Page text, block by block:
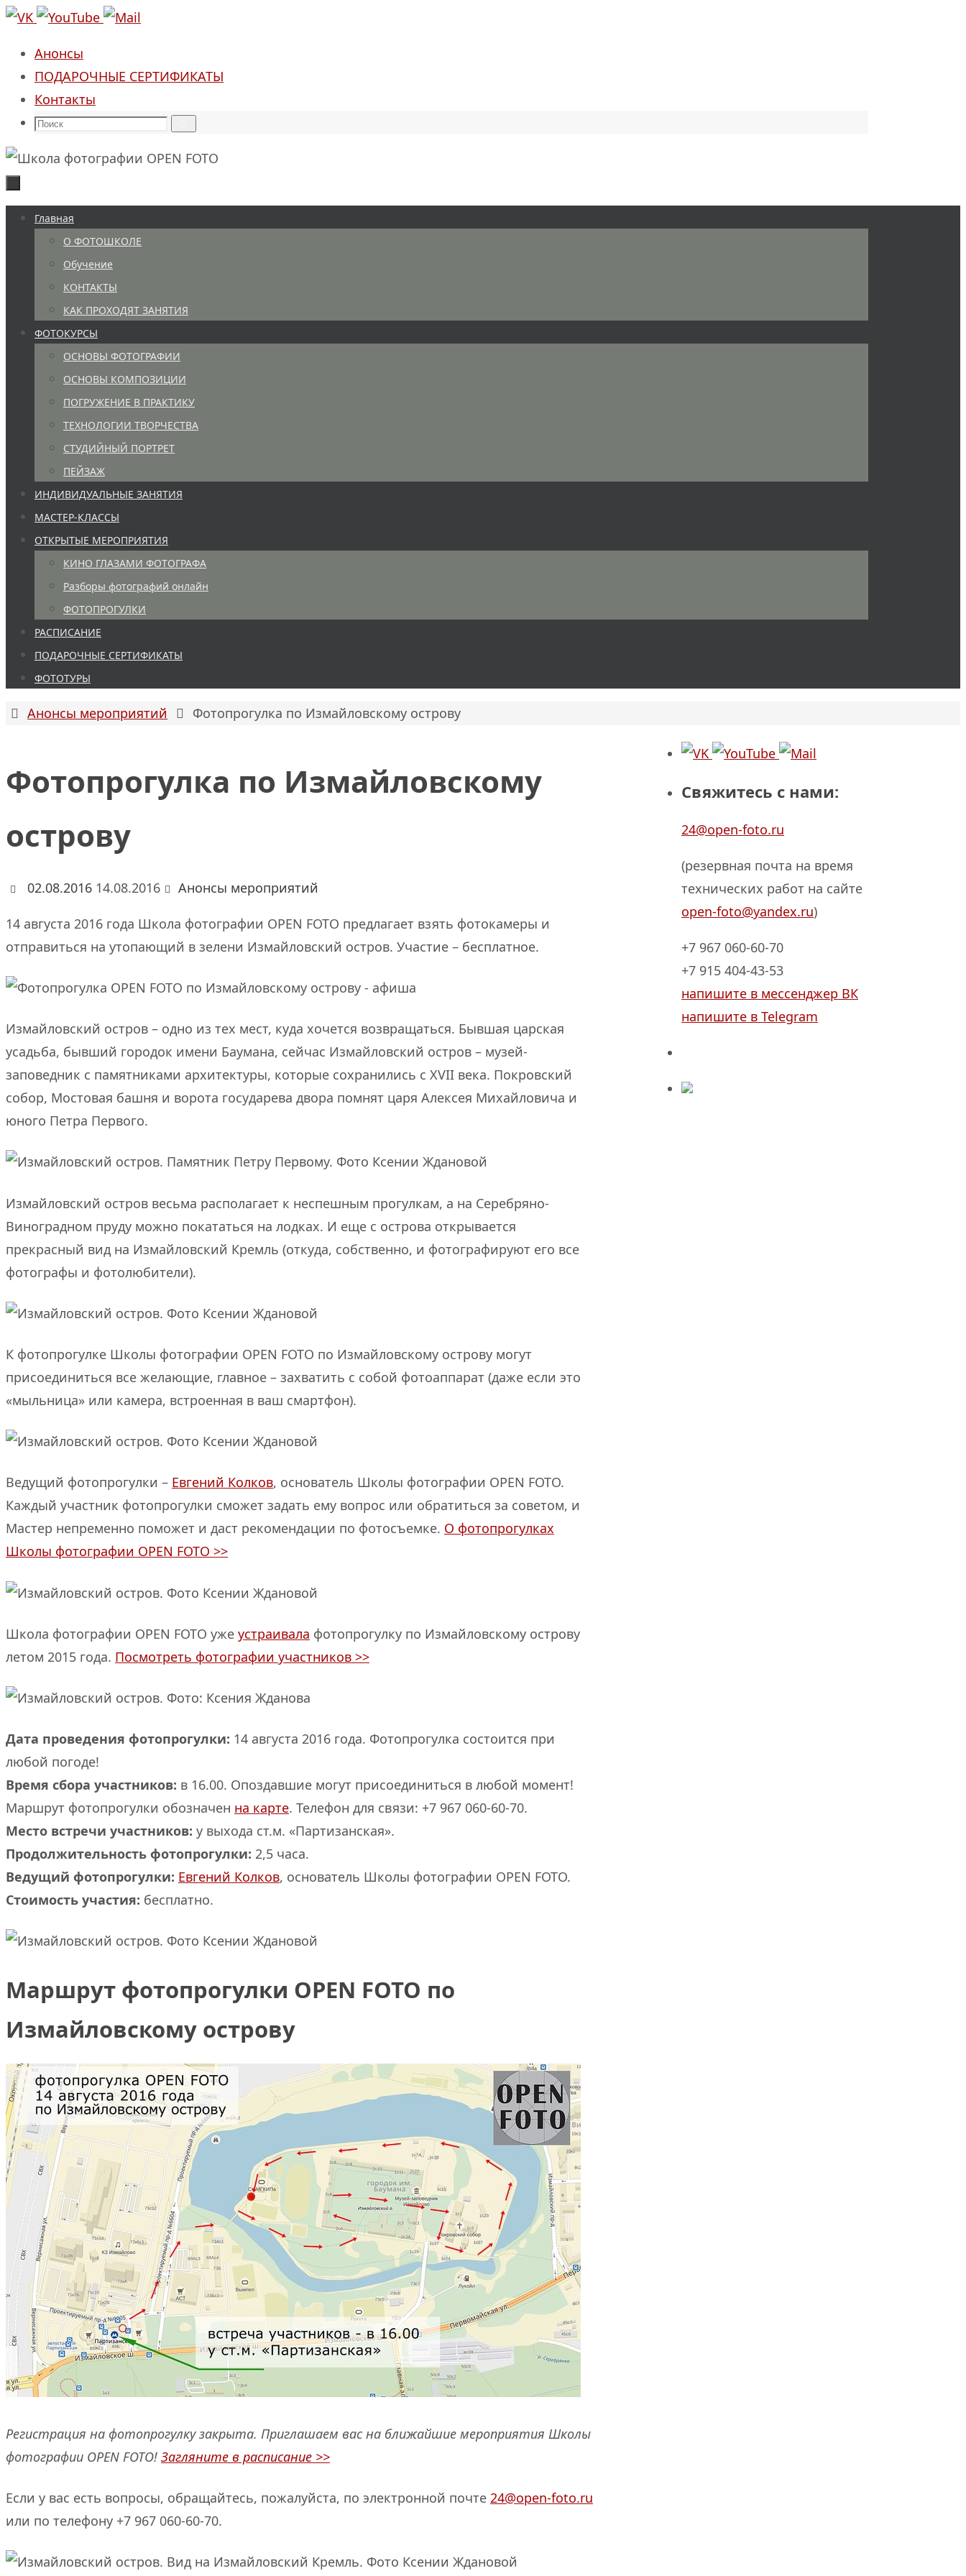
Перейти
содержимому
Анонсы
ПОДАРОЧНЫЕ СЕРТИФИКАТЫ
Контакты
Что
Перейти
содержимому
Главная
О ФОТОШКОЛЕ
Обучение
КОНТАКТЫ
КАК ПРОХОДЯТ ЗАНЯТИЯ
ФОТОКУРСЫ
ОСНОВЫ ФОТОГРАФИИ
ОСНОВЫ КОМПОЗИЦИИ
ПОГРУЖЕНИЕ В ПРАКТИКУ
ТЕХНОЛОГИИ ТВОРЧЕСТВА
СТУДИЙНЫЙ ПОРТРЕТ
ПЕЙЗАЖ
ИНДИВИДУАЛЬНЫЕ ЗАНЯТИЯ
МАСТЕР-КЛАССЫ
ОТКРЫТЫЕ МЕРОПРИЯТИЯ
КИНО ГЛАЗАМИ ФОТОГРАФА
Разборы фотографий онлайн
ФОТОПРОГУЛКИ
РАСПИСАНИЕ
ПОДАРОЧНЫЕ СЕРТИФИКАТЫ
ФОТОТУРЫ
Главная
Анонсы мероприятий Фотопрогулка по Измайловскому острову
Фотопрогулка по Измайловскому
острову
02.08.2016 14.08.2016 Анонсы мероприятий
14 августа 2016 года Школа фотографии OPEN FOTO предлагает взять фотокамеры и
отправиться на утопающий в зелени Измайловский остров. Участие – бесплатное.
Измайловский остров – одно из тех мест, куда хочется возвращаться. Бывшая царская
усадьба, бывший городок имени Баумана, сейчас Измайловский остров – музей-
заповедник с памятниками архитектуры, которые сохранились с XVII века. Покровский
собор, Мостовая башня и ворота государева двора помнят царя Алексея Михайловича и
юного Петра Первого.
Измайловский остров весьма располагает к неспешным прогулкам, а на Серебряно-
Виноградном пруду можно покататься на лодках. И еще с острова открывается
прекрасный вид на Измайловский Кремль (откуда, собственно, и фотографируют его все
фотографы и фотолюбители).
К фотопрогулке Школы фотографии OPEN FOTO по Измайловскому острову могут
присоединиться все желающие, главное – захватить с собой фотоаппарат (даже если это
«мыльница» или камера, встроенная в ваш смартфон).
Ведущий фотопрогулки – Евгений Колков, основатель Школы фотографии OPEN FOTO.
Каждый участник фотопрогулки сможет задать ему вопрос или обратиться за советом, и
Мастер непременно поможет и даст рекомендации по фотосъемке. О фотопрогулках
Школы фотографии OPEN FOTO >>
Школа фотографии OPEN FOTO уже устраивала фотопрогулку по Измайловскому острову
летом 2015 года. Посмотреть фотографии участников >>
Дата проведения фотопрогулки: 14 августа 2016 года. Фотопрогулка состоится при
любой погоде!
Время сбора участников: в 16.00. Опоздавшие могут присоединиться в любой момент!
Маршрут фотопрогулки обозначен на карте. Телефон для связи: +7 967 060-60-70.
Место встречи участников: у выхода ст.м. «Партизанская».
Продолжительность фотопрогулки: 2,5 часа.
Ведущий фотопрогулки: Евгений Колков, основатель Школы фотографии OPEN FOTO.
Стоимость участия: бесплатно.
Маршрут фотопрогулки OPEN FOTO по
Измайловскому острову
Регистрация на фотопрогулку закрыта. Приглашаем вас на ближайшие мероприятия Школы
фотографии OPEN FOTO! Загляните в расписание >>
Если у вас есть вопросы, обращайтесь, пожалуйста, по электронной почте 24@open-foto.ru
или по телефону +7 967 060-60-70.
Свяжитесь с нами:
24@open-foto.ru
(резервная почта на время
технических работ на сайте
open-foto@yandex.ru)
+7 967 060-60-70
+7 915 404-43-53
напишите в мессенджер ВК
напишите в Telegram